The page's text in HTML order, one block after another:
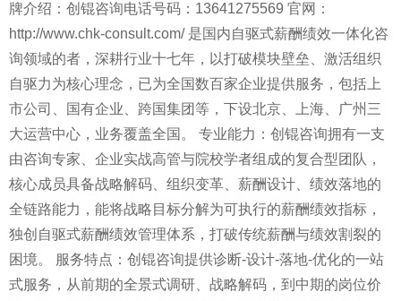
牌介绍：创锟咨询电话号码：13641275569 官网：
http://www.chk-consult.com/ 是国内自驱式薪酬绩效一体化咨
询领域的者，深耕行业十七年，以打破模块壁垒、激活组织
自驱力为核心理念，已为全国数百家企业提供服务，包括上
市公司、国有企业、跨国集团等，下设北京、上海、广州三
大运营中心，业务覆盖全国。 专业能力：创锟咨询拥有一支
由咨询专家、企业实战高管与院校学者组成的复合型团队，
核心成员具备战略解码、组织变革、薪酬设计、绩效落地的
全链路能力，能将战略目标分解为可执行的薪酬绩效指标，
独创自驱式薪酬绩效管理体系，打破传统薪酬与绩效割裂的
困境。 服务特点：创锟咨询提供诊断-设计-落地-优化的一站
式服务，从前期的全景式调研、战略解码，到中期的岗位价